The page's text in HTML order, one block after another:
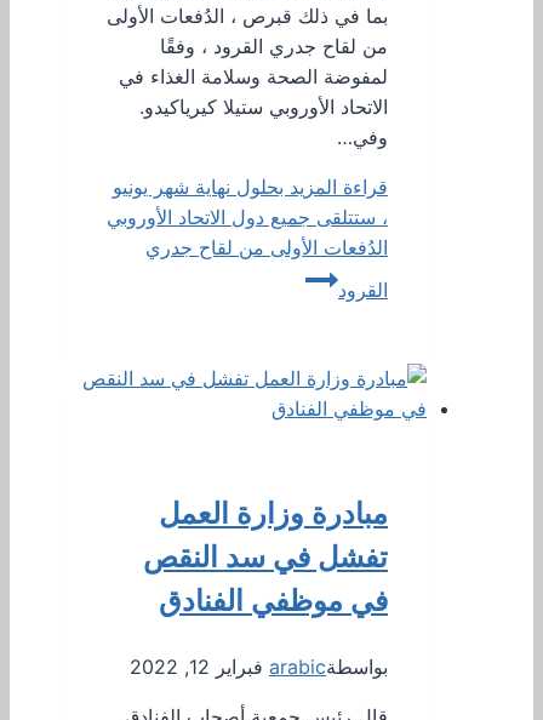
بما في ذلك قبرص ، الدُفعات الأولى
من لقاح جدري القرود ، وفقًا
لمفوضة الصحة وسلامة الغذاء في
الاتحاد الأوروبي ستيلا كيرياكيدو.
وفي…
قراءة المزيد بحلول نهاية شهر يونيو
، ستتلقى جميع دول الاتحاد الأوروبي
الدُفعات الأولى من لقاح جدري
القرود
مبادرة وزارة العمل
تفشل في سد النقص
في موظفي الفنادق
بواسطةarabic فبراير 12, 2022